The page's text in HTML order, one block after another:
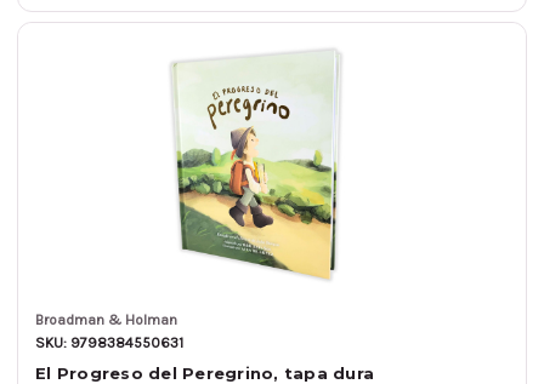
Broadman & Holman
SKU: 9798384550631
El Progreso del Peregrino, tapa dura